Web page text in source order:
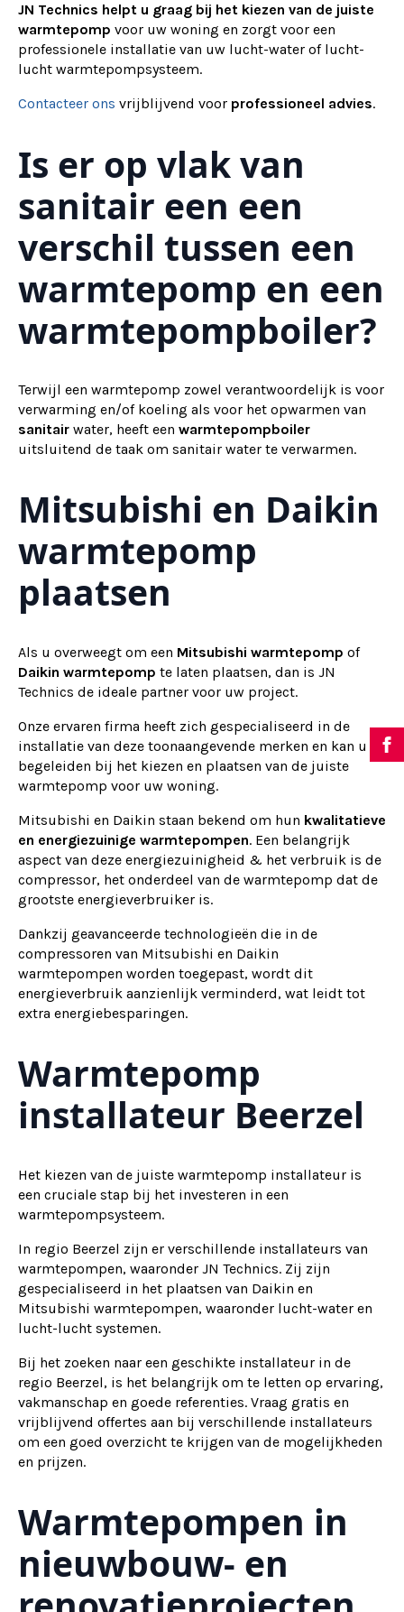
JN Technics helpt u graag bij het kiezen van de juiste
warmtepomp voor uw woning en zorgt voor een
professionele installatie van uw lucht-water of lucht-
lucht warmtepompsysteem.
Contacteer ons vrijblijvend voor professioneel advies.
Is er op vlak van
sanitair een een
verschil tussen een
warmtepomp en een
warmtepompboiler?
Terwijl een warmtepomp zowel verantwoordelijk is voor
verwarming en/of koeling als voor het opwarmen van
sanitair water, heeft een warmtepompboiler
uitsluitend de taak om sanitair water te verwarmen.
Mitsubishi en Daikin
warmtepomp
plaatsen
Als u overweegt om een Mitsubishi warmtepomp of
Daikin warmtepomp te laten plaatsen, dan is JN
Technics de ideale partner voor uw project.
Onze ervaren firma heeft zich gespecialiseerd in de
installatie van deze toonaangevende merken en kan u
begeleiden bij het kiezen en plaatsen van de juiste
warmtepomp voor uw woning.
Mitsubishi en Daikin staan bekend om hun kwalitatieve
en energiezuinige warmtepompen. Een belangrijk
aspect van deze energiezuinigheid & het verbruik is de
compressor, het onderdeel van de warmtepomp dat de
grootste energieverbruiker is.
Dankzij geavanceerde technologieën die in de
compressoren van Mitsubishi en Daikin
warmtepompen worden toegepast, wordt dit
energieverbruik aanzienlijk verminderd, wat leidt tot
extra energiebesparingen.
Warmtepomp
installateur Beerzel
Het kiezen van de juiste warmtepomp installateur is
een cruciale stap bij het investeren in een
warmtepompsysteem.
In regio Beerzel zijn er verschillende installateurs van
warmtepompen, waaronder JN Technics. Zij zijn
gespecialiseerd in het plaatsen van Daikin en
Mitsubishi warmtepompen, waaronder lucht-water en
lucht-lucht systemen.
Bij het zoeken naar een geschikte installateur in de
regio Beerzel, is het belangrijk om te letten op ervaring,
vakmanschap en goede referenties. Vraag gratis en
vrijblijvend offertes aan bij verschillende installateurs
om een goed overzicht te krijgen van de mogelijkheden
en prijzen.
Warmtepompen in
nieuwbouw- en